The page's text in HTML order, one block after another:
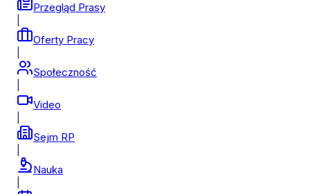
Przegląd Prasy
Oferty Pracy
Społeczność
Video
Sejm RP
Nauka